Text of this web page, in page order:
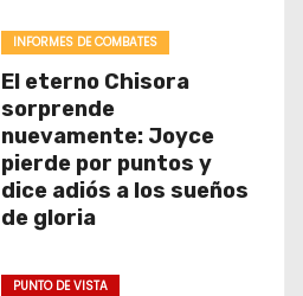
INFORMES DE COMBATES
El eterno Chisora
sorprende
nuevamente: Joyce
pierde por puntos y
dice adiós a los sueños
de gloria
PUNTO DE VISTA